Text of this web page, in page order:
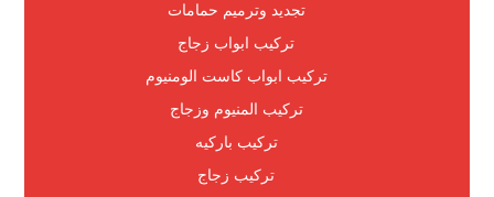
تجديد وترميم حمامات
تركيب ابواب زجاج
تركيب ابواب كاست الومنيوم
تركيب المنيوم وزجاج
تركيب باركيه
تركيب زجاج